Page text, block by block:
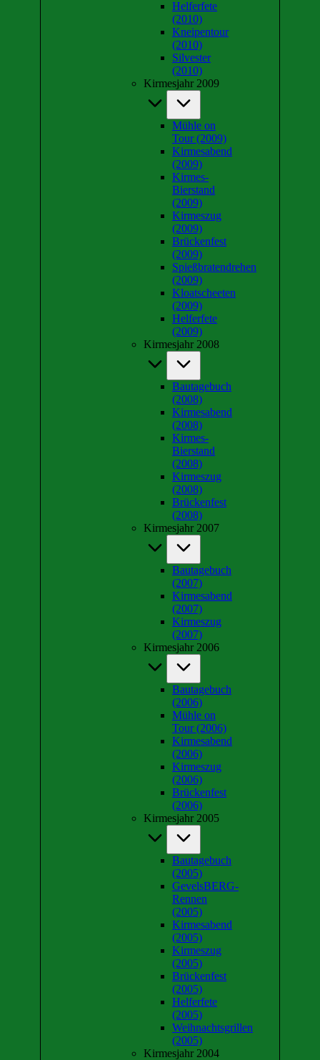
Helferfete
(2010)
Kneipentour
(2010)
Silvester
(2010)
Kirmesjahr 2009
Mühle on
Tour (2009)
Kirmesabend
(2009)
Kirmes-
Bierstand
(2009)
Kirmeszug
(2009)
Brückenfest
(2009)
Spießbratendrehen
(2009)
Kloatscheeten
(2009)
Helferfete
(2009)
Kirmesjahr 2008
Bautagebuch
(2008)
Kirmesabend
(2008)
Kirmes-
Bierstand
(2008)
Kirmeszug
(2008)
Brückenfest
(2008)
Kirmesjahr 2007
Bautagebuch
(2007)
Kirmesabend
(2007)
Kirmeszug
(2007)
Kirmesjahr 2006
Bautagebuch
(2006)
Mühle on
Tour (2006)
Kirmesabend
(2006)
Kirmeszug
(2006)
Brückenfest
(2006)
Kirmesjahr 2005
Bautagebuch
(2005)
GevelsBERG-
Rennen
(2005)
Kirmesabend
(2005)
Kirmeszug
(2005)
Brückenfest
(2005)
Helferfete
(2005)
Weihnachtsgrillen
(2005)
Kirmesjahr 2004